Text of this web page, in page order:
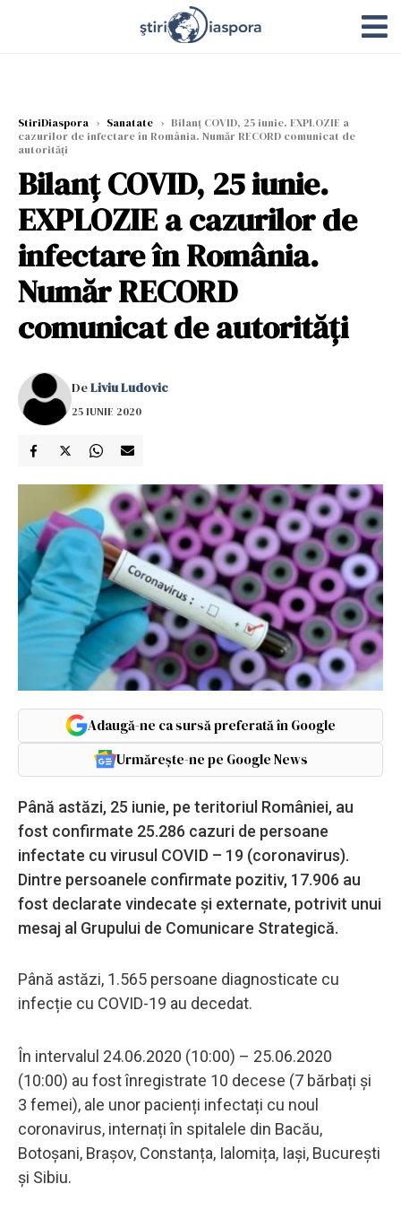
StiriDiaspora › Sanatate › Bilanț COVID, 25 iunie. EXPLOZIE a
cazurilor de infectare în România. Număr RECORD comunicat de
autorități
Bilanț COVID, 25 iunie.
EXPLOZIE a cazurilor de
infectare în România.
Număr RECORD
comunicat de autorități
DeLiviu Ludovic
25 IUNIE 2020
Adaugă-ne ca sursă preferată în Google
Urmărește-ne pe Google News
Până astăzi, 25 iunie, pe teritoriul României, au
fost confirmate 25.286 cazuri de persoane
infectate cu virusul COVID – 19 (coronavirus).
Dintre persoanele confirmate pozitiv, 17.906 au
fost declarate vindecate și externate, potrivit unui
mesaj al Grupului de Comunicare Strategică.
Până astăzi, 1.565 persoane diagnosticate cu
infecție cu COVID-19 au decedat.
În intervalul 24.06.2020 (10:00) – 25.06.2020
(10:00) au fost înregistrate 10 decese (7 bărbați și
3 femei), ale unor pacienți infectați cu noul
coronavirus, internați în spitalele din Bacău,
Botoșani, Brașov, Constanța, Ialomița, Iași, București
și Sibiu.